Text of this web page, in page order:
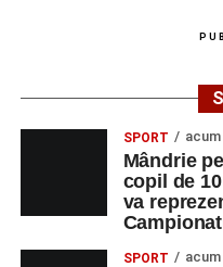
SPORT
Mândrie
copil de
va
SPORT